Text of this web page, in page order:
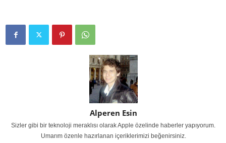
Alperen Esin
Sizler gibi bir teknoloji meraklısı olarak Apple özelinde haberler yapıyorum.
Umarım özenle hazırlanan içeriklerimizi beğenirsiniz.